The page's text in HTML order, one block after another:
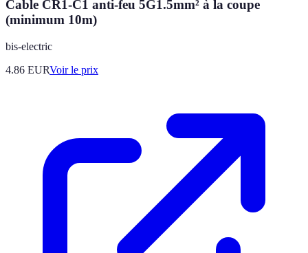
Cable CR1-C1 anti-feu 5G1.5mm² à la coupe
(minimum 10m)
bis-electric
4.86 EURVoir le prix